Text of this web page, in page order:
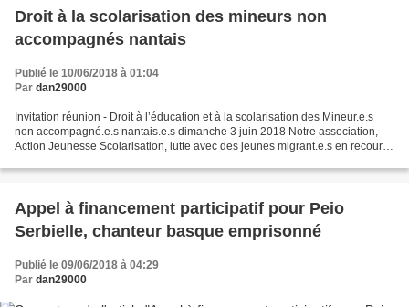
Droit à la scolarisation des mineurs non
accompagnés nantais
Publié le 10/06/2018 à 01:04
Par dan29000
Invitation réunion - Droit à l’éducation et à la scolarisation des Mineur.e.s
non accompagné.e.s nantais.e.s dimanche 3 juin 2018 Notre association,
Action Jeunesse Scolarisation, lutte avec des jeunes migrant.e.s en recours
Appel à financement participatif pour Peio
Serbielle, chanteur basque emprisonné
Publié le 09/06/2018 à 04:29
Par dan29000